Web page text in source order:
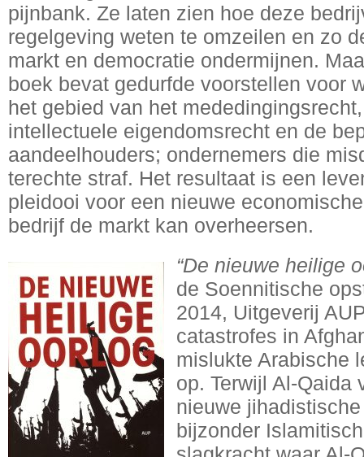
pijnbank. Ze laten zien hoe deze
regelgeving weten te omzeilen en zo
markt en democratie ondermijnen.
boek bevat gedurfde voorstellen voor
het gebied van het
intellectuele eigendomsrecht en de
aandeelhouders; ondernemers die
terechte straf. Het resultaat is een
pleidooi voor een nieuwe
bedrijf de markt kan overheersen.
“De nieuwe heilige
de Soennitische
2014, Uitgeverij
catastrofes in
mislukte Arabische
op. Terwijl Al-Qaida
nieuwe
bijzonder